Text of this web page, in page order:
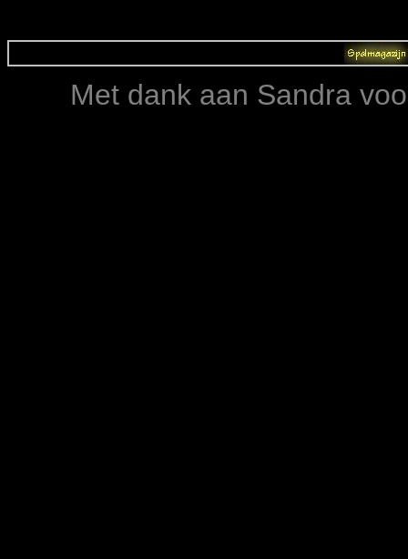
Met dank aan Sandra